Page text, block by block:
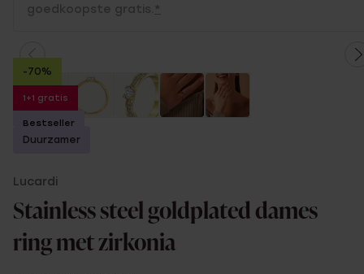
goedkoopste gratis. *
-70%
1+1 gratis
Bestseller
Duurzamer
Lucardi
Stainless steel goldplated dames
ring met zirkonia